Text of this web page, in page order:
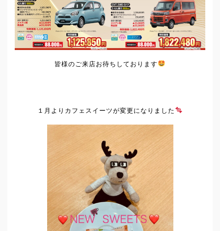
皆様のご来店お待ちしております
１月よりカフェスイーツが変更になりました